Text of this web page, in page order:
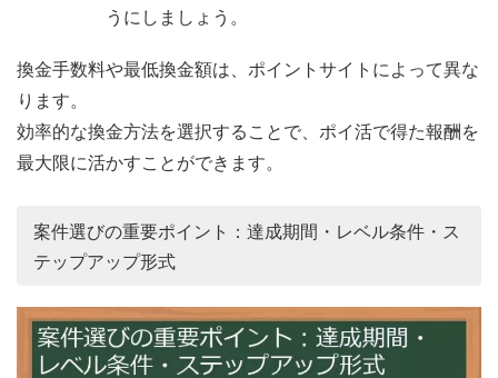
うにしましょう。
換金手数料や最低換金額は、ポイントサイトによって異な
ります。
効率的な換金方法を選択することで、ポイ活で得た報酬を
最大限に活かすことができます。
案件選びの重要ポイント：達成期間・レベル条件・ス
テップアップ形式